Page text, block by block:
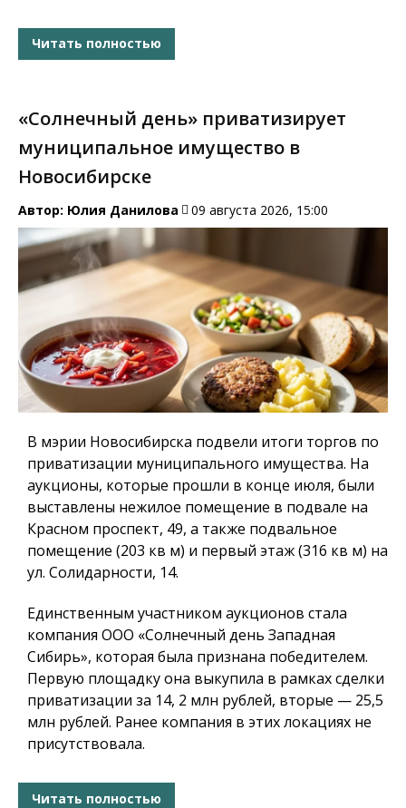
Читать полностью
«Солнечный день» приватизирует
муниципальное имущество в
Новосибирске
Автор: Юлия Данилова 09 августа 2026, 15:00
В мэрии Новосибирска подвели итоги торгов по
приватизации муниципального имущества. На
аукционы, которые прошли в конце июля, были
выставлены нежилое помещение в подвале на
Красном проспект, 49, а также подвальное
помещение (203 кв м) и первый этаж (316 кв м) на
ул. Солидарности, 14.
Единственным участником аукционов стала
компания ООО «Солнечный день Западная
Сибирь», которая была признана победителем.
Первую площадку она выкупила в рамках сделки
приватизации за 14, 2 млн рублей, вторые — 25,5
млн рублей. Ранее компания в этих локациях не
присутствовала.
Читать полностью